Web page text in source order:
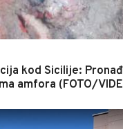
kod Sicilije:
amfora (FOTO/